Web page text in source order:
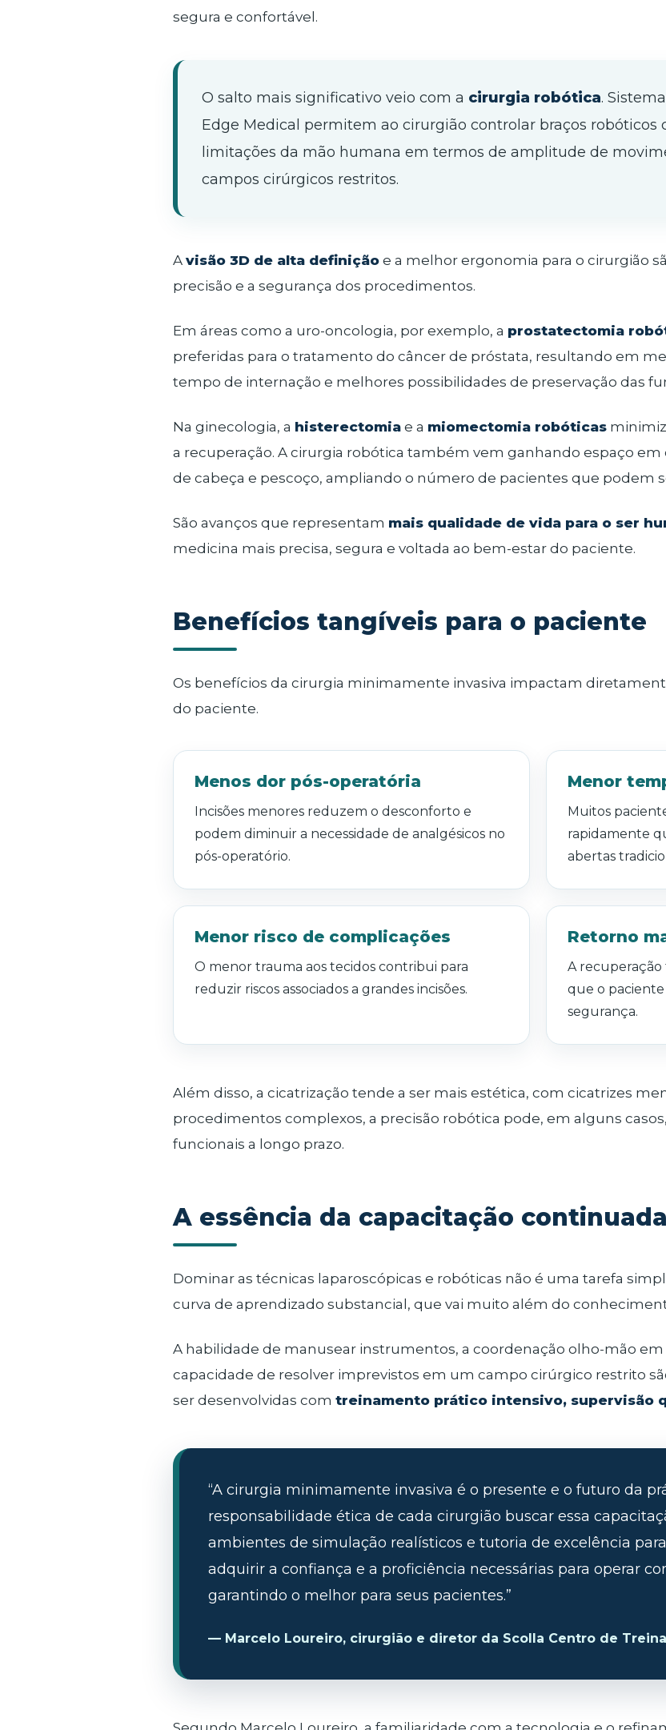
segura e confortável.
O salto mais significativo veio com a cirurgia robótica.
Edge Medical permitem ao cirurgião controlar braços robóticos
limitações da mão humana em termos de amplitude de
campos cirúrgicos restritos.
A visão 3D de alta definição e a melhor ergonomia para o cirurgião
precisão e a segurança dos procedimentos.
Em áreas como a uro-oncologia, por exemplo, a prostatectomia
preferidas para o tratamento do câncer de próstata, resultando em
tempo de internação e melhores possibilidades de preservação das
Na ginecologia, a histerectomia e a miomectomia robóticas
a recuperação. A cirurgia robótica também vem ganhando espaço em
de cabeça e pescoço, ampliando o número de pacientes que podem
São avanços que representam mais qualidade de vida para o ser
medicina mais precisa, segura e voltada ao bem-estar do paciente.
Benefícios tangíveis para o paciente
Os benefícios da cirurgia minimamente invasiva impactam
do paciente.
Menos dor pós-operatória
Incisões menores reduzem o desconforto e
podem diminuir a necessidade de analgésicos no
pós-operatório.
Menor
Muitos
rapidamente
abertas
Menor risco de complicações
O menor trauma aos tecidos contribui para
reduzir riscos associados a grandes incisões.
Retorno
A recuperação
que o paciente
segurança.
Além disso, a cicatrização tende a ser mais estética, com cicatrizes
procedimentos complexos, a precisão robótica pode, em alguns
funcionais a longo prazo.
A essência da capacitação continuada
Dominar as técnicas laparoscópicas e robóticas não é uma tarefa
curva de aprendizado substancial, que vai muito além do
A habilidade de manusear instrumentos, a coordenação olho-mão em
capacidade de resolver imprevistos em um campo cirúrgico restrito
ser desenvolvidas com treinamento prático intensivo, supervisão
“A cirurgia minimamente invasiva é o presente e o futuro da
responsabilidade ética de cada cirurgião buscar essa
ambientes de simulação realísticos e tutoria de excelência
adquirir a confiança e a proficiência necessárias para operar
garantindo o melhor para seus pacientes.”
— Marcelo Loureiro, cirurgião e diretor da Scolla Centro de